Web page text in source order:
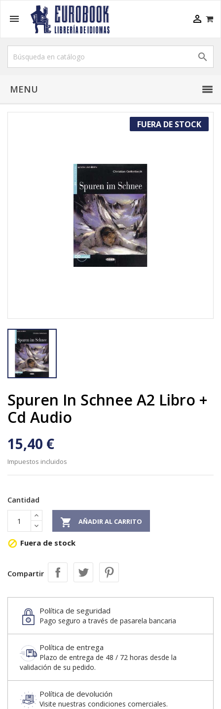
 

MENU
FUERA DE STOCK
Spuren In Schnee A2 Libro +
Cd Audio
15,40 €
Impuestos incluidos
Cantidad
 AÑADIR AL CARRITO
 Fuera de stock
Compartir
Política de seguridad
Pago seguro a través de pasarela bancaria
Política de entrega
Plazo de entrega de 48 / 72 horas desde la
validación de su pedido.
Política de devolución
Visite nuestras condiciones comerciales.